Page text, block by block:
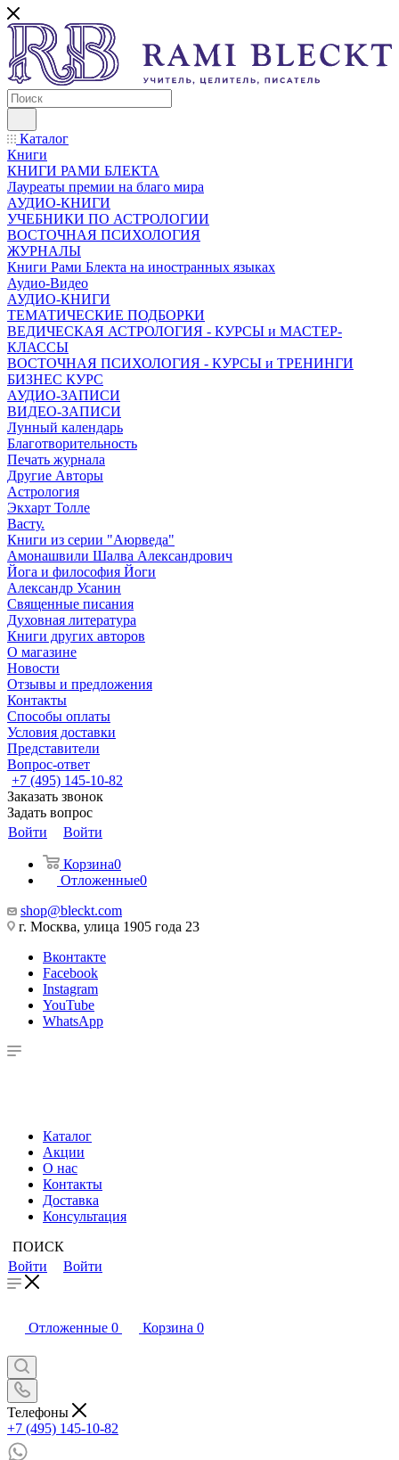
Каталог
Книги
КНИГИ РАМИ БЛЕКТА
Лауреаты премии на благо мира
АУДИО-КНИГИ
УЧЕБНИКИ ПО АСТРОЛОГИИ
ВОСТОЧНАЯ ПСИХОЛОГИЯ
ЖУРНАЛЫ
Книги Рами Блекта на иностранных языках
Аудио-Видео
АУДИО-КНИГИ
ТЕМАТИЧЕСКИЕ ПОДБОРКИ
ВЕДИЧЕСКАЯ АСТРОЛОГИЯ - КУРСЫ и МАСТЕР-
КЛАССЫ
ВОСТОЧНАЯ ПСИХОЛОГИЯ - КУРСЫ и ТРЕНИНГИ
БИЗНЕС КУРС
АУДИО-ЗАПИСИ
ВИДЕО-ЗАПИСИ
Лунный календарь
Благотворительность
Печать журнала
Другие Aвторы
Астрология
Экхарт Толле
Васту.
Книги из серии "Аюрведа"
Амонашвили Шалва Александрович
Йога и философия Йоги
Александр Усанин
Священные писания
Духовная литература
Книги других авторов
О магазине
Новости
Отзывы и предложения
Контакты
Способы оплаты
Условия доставки
Представители
Вопрос-ответ
+7 (495) 145-10-82
Заказать звонок
Задать вопрос
Войти
Войти
Корзина0
Отложенные0
shop@bleckt.com
г. Москва, улица 1905 года 23
Вконтакте
Facebook
Instagram
YouTube
WhatsApp
Каталог
Акции
О нас
Контакты
Доставка
Консультация
ПОИСК
Войти
Войти
Отложенные 0 Корзина 0
Телефоны
+7 (495) 145-10-82